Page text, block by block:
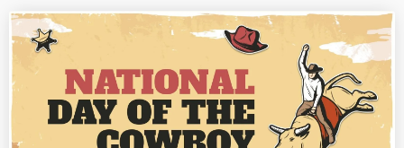
提示，并解释纪念它的传统。你只需要下载它，定制不同的资源，传
播快乐。